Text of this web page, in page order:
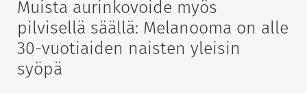
Muista aurinkovoide myös
pilvisellä säällä: Melanooma on alle
30-vuotiaiden naisten yleisin
syöpä